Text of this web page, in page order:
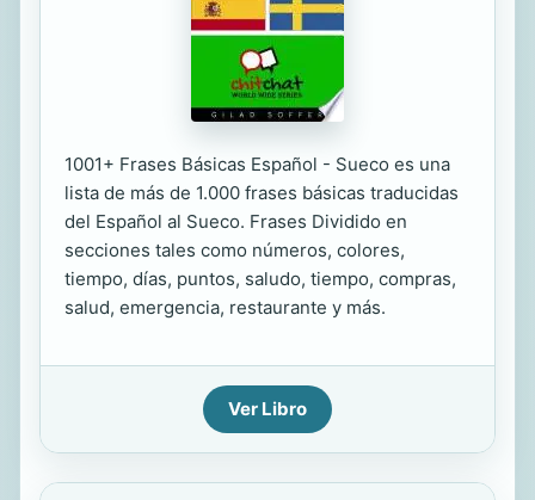
1001+ Frases Básicas Español - Sueco es una
lista de más de 1.000 frases básicas traducidas
del Español al Sueco. Frases Dividido en
secciones tales como números, colores,
tiempo, días, puntos, saludo, tiempo, compras,
salud, emergencia, restaurante y más.
Ver Libro